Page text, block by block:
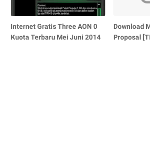
Internet Gratis Three AON 0
Kuota Terbaru Mei Juni 2014
Download
Proposal